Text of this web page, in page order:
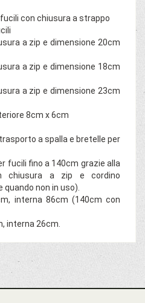
con chiusura a strappo
a zip e dimensione 20cm
a zip e dimensione 18cm
a zip e dimensione 23cm
8cm x 6cm
a spalla e bretelle per
fucili fino a 140cm grazie alla
chiusura a zip e cordino
non in uso).
interna 86cm (140cm con
interna 26cm.